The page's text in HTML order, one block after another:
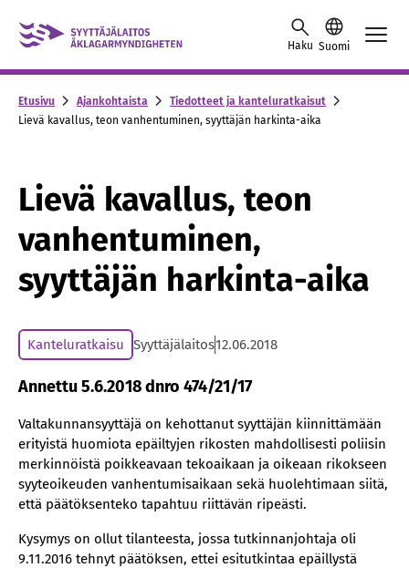
Skip to content -saavutettavuusohje
Haku Suomi
Etusivu Ajankohtaista
Tiedotteet ja kanteluratkaisut
Lievä kavallus, teon vanhentuminen, syyttäjän harkinta-aika
Lievä kavallus, teon
vanhentuminen,
syyttäjän harkinta-aika
Kanteluratkaisu Syyttäjälaitos12.06.2018
Annettu 5.6.2018 dnro 474/21/17
Valtakunnansyyttäjä on kehottanut syyttäjän kiinnittämään
erityistä huomiota epäiltyjen rikosten mahdollisesti poliisin
merkinnöistä poikkeavaan tekoaikaan ja oikeaan rikokseen
syyteoikeuden vanhentumisaikaan sekä huolehtimaan siitä,
että päätöksenteko tapahtuu riittävän ripeästi.
Kysymys on ollut tilanteesta, jossa tutkinnanjohtaja oli
9.11.2016 tehnyt päätöksen, ettei esitutkintaa epäillystä